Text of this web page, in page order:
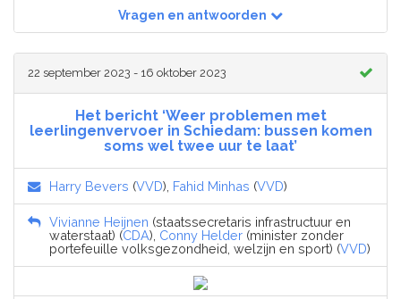
Vragen en antwoorden
22 september 2023 - 16 oktober 2023
Het bericht ‘Weer problemen met
leerlingenvervoer in Schiedam: bussen komen
soms wel twee uur te laat’
Harry Bevers (VVD), Fahid Minhas (VVD)
Vivianne Heijnen (staatssecretaris infrastructuur en
waterstaat) (CDA), Conny Helder (minister zonder
portefeuille volksgezondheid, welzijn en sport) (VVD)